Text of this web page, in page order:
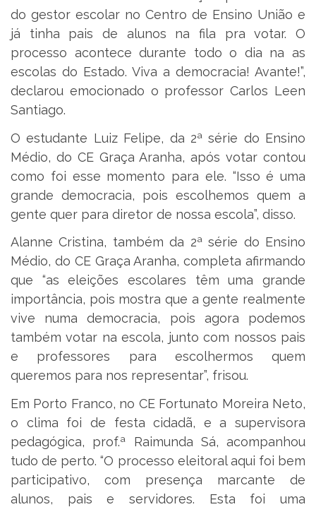
do gestor escolar no Centro de Ensino União e
já tinha pais de alunos na fila pra votar. O
processo acontece durante todo o dia na as
escolas do Estado. Viva a democracia! Avante!”,
declarou emocionado o professor Carlos Leen
Santiago.
O estudante Luiz Felipe, da 2ª série do Ensino
Médio, do CE Graça Aranha, após votar contou
como foi esse momento para ele. “Isso é uma
grande democracia, pois escolhemos quem a
gente quer para diretor de nossa escola”, disso.
Alanne Cristina, também da 2ª série do Ensino
Médio, do CE Graça Aranha, completa afirmando
que “as eleições escolares têm uma grande
importância, pois mostra que a gente realmente
vive numa democracia, pois agora podemos
também votar na escola, junto com nossos pais
e professores para escolhermos quem
queremos para nos representar”, frisou.
Em Porto Franco, no CE Fortunato Moreira Neto,
o clima foi de festa cidadã, e a supervisora
pedagógica, prof.ª Raimunda Sá, acompanhou
tudo de perto. “O processo eleitoral aqui foi bem
participativo, com presença marcante de
alunos, pais e servidores. Esta foi uma